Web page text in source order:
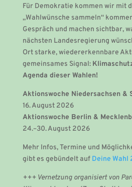
Für Demokratie kommen wir mit
„Wahlwünsche sammeln“
Gespräch und machen sichtbar,
nächsten Landesregierung
Ort starke, wiedererkennbare
gemeinsames Signal:
Agenda dieser Wahlen!
Aktionswoche Niedersachsen &
16. August 2026
Aktionswoche Berlin &
24.–30. August 2026
Mehr Infos, Termine und
gibt es gebündelt auf Deine Wahl
+++ Vernetzung organisiert von